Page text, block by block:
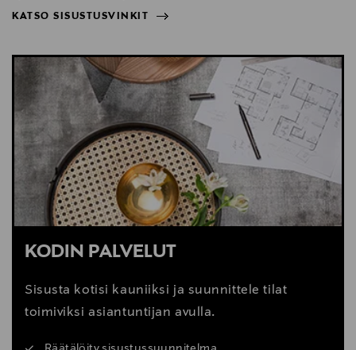
KATSO SISUSTUSVINKIT
KATSO SISUSTUSVINKIT
KODIN PALVELUT
Sisusta kotisi kauniiksi ja suunnittele tilat
toimiviksi asiantuntijan avulla.